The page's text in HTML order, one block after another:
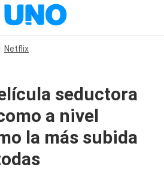
Netflix
seductora
a nivel
la más subida